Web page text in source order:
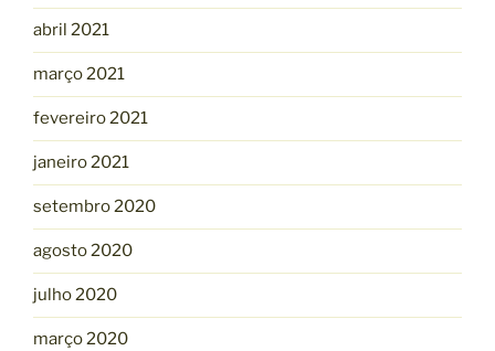
abril 2021
março 2021
fevereiro 2021
janeiro 2021
setembro 2020
agosto 2020
julho 2020
março 2020